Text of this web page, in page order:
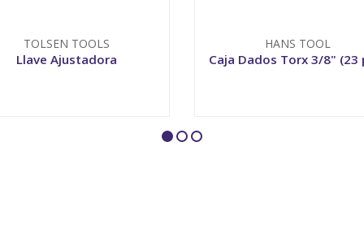
TOLSEN TOOLS
Llave Ajustadora
HANS TOOL
Caja Dados Torx 3/8" (23